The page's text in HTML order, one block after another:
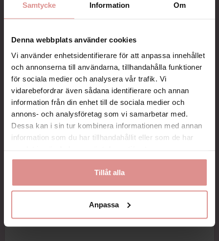
Samtycke Information Om
Denna webbplats använder cookies
Vi använder enhetsidentifierare för att anpassa innehållet
och annonserna till användarna, tillhandahålla funktioner
för sociala medier och analysera vår trafik. Vi
vidarebefordrar även sådana identifierare och annan
information från din enhet till de sociala medier och
annons- och analysföretag som vi samarbetar med.
Dessa kan i sin tur kombinera informationen med annan
information som du har tillhandahållit eller som de har
Tillåt alla
Anpassa
Art.nr: 4001
som är knähöga.
Storlek:
Finns i storlekarna small (12,5 cm i diameter), medium (14
cm i diameter) och large (15,5 cm i diameter).
Så hittar du din storlek: Efter att du har gått upp på
morgonen mäter du omkretsen där din vad är som bredast.
Small: Passar upp till 39 cm omkrets
Large: Passar upp till 49 cm omkrets
Varje förpackning innehåller en Easyring.
Du hittar en instruktionsvideo här:instruktionsvideo
Material:
Visa mer